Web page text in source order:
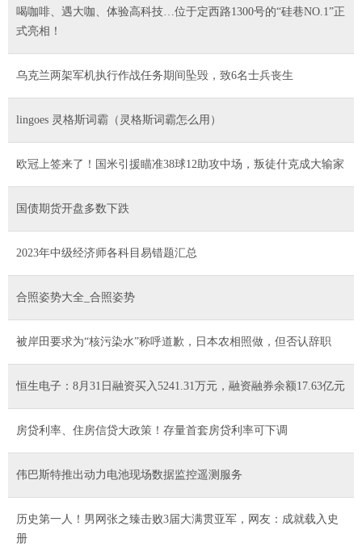
喝咖啡、遇大咖、体验高科技…位于定西路1300号的“硅巷NO.1”正
式亮相！
乌克兰两架军机执行作战任务期间坠毁，致6名士兵丧生
lingoes 灵格斯词霸（灵格斯词霸怎么用）
欧冠上签来了！国米引援瞄准38球12助攻中场，叛徒什克成大输家
国债期货开盘多数下跌
2023年中级经济师各科目易错题汇总
合照姿势大全_合照姿势
被岸田要求为“核污染水”称呼道歉，日本农相照做，但否认辞职
恒生电子：8月31日融资买入5241.31万元，融资融券余额17.63亿元
房贷利率、住房信贷大政策！存量首套房贷利率可下调
伟巴斯特推出动力电池现场数据监控遥测服务
历史第一人！男网张之臻击败3届大满贯亚军，网友：成就载入史
册